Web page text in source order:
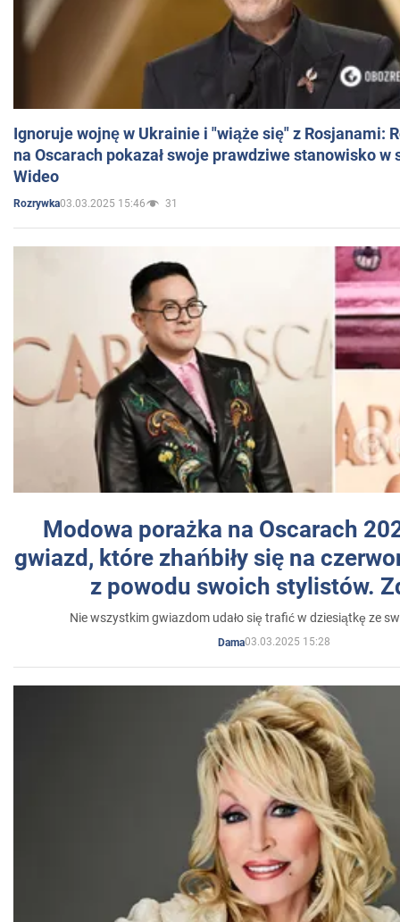
Ignoruje wojnę w Ukrainie i "wiąże się" z Rosjanami:
na Oscarach pokazał swoje prawdziwe stanowisko w
Wideo
Rozrywka03.03.2025 15:46 31
Modowa porażka na Oscarach
gwiazd, które zhańbiły się na
z powodu swoich stylistów.
Nie wszystkim gwiazdom udało się trafić w dziesiątkę ze
Dama03.03.2025 15:28